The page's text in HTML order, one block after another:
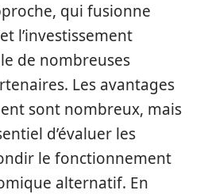
qui fusionne
l’investissement
de nombreuses
Les avantages
sont nombreux, mais
d’évaluer les
le fonctionnement
alternatif. En